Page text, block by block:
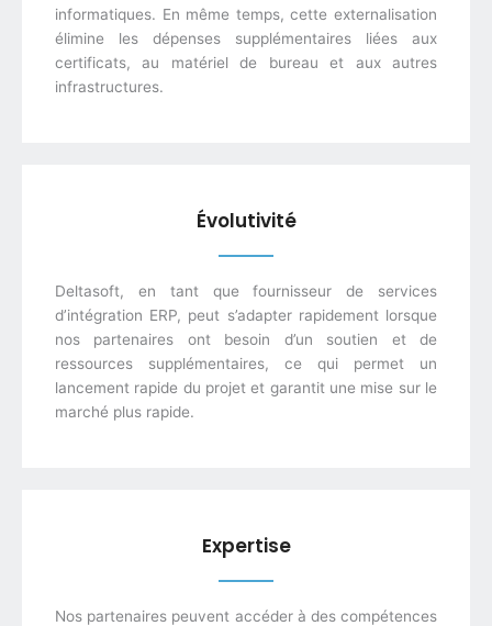
informatiques. En même temps, cette externalisation
élimine les dépenses supplémentaires liées aux
certificats, au matériel de bureau et aux autres
infrastructures.
Évolutivité
Deltasoft, en tant que fournisseur de services
d’intégration ERP, peut s’adapter rapidement lorsque
nos partenaires ont besoin d’un soutien et de
ressources supplémentaires, ce qui permet un
lancement rapide du projet et garantit une mise sur le
marché plus rapide.
Expertise
Nos partenaires peuvent accéder à des compétences